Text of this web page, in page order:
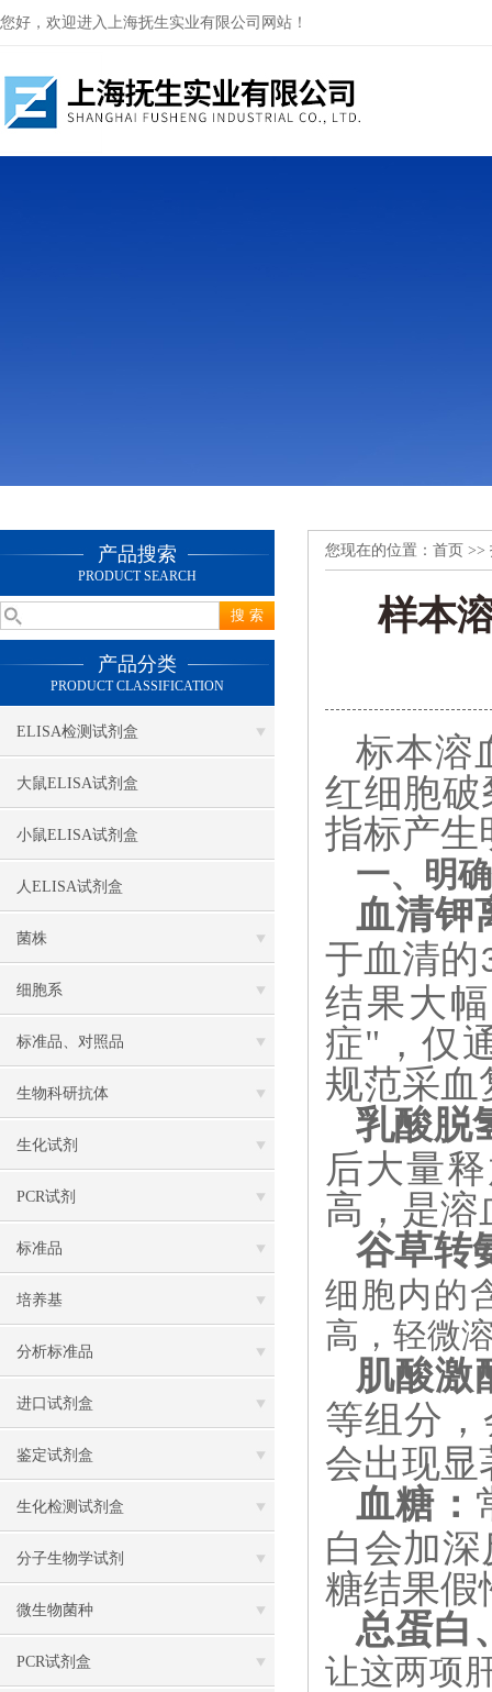
您好，欢迎进入上海抚生实业有限公司网站！
产品搜索
PRODUCT SEARCH
产品分类
PRODUCT CLASSIFICATION
ELISA检测试剂盒
大鼠ELISA试剂盒
小鼠ELISA试剂盒
人ELISA试剂盒
菌株
细胞系
标准品、对照品
生物科研抗体
生化试剂
PCR试剂
标准品
培养基
分析标准品
进口试剂盒
鉴定试剂盒
生化检测试剂盒
分子生物学试剂
微生物菌种
PCR试剂盒
您现在的位置： 首页 >>
样本
标本溶
红细胞
指标产生
一、明
血清钾
于血清的
结果大
症"，仅
规范采血
乳酸脱
后大量
高，是溶
谷草转
细胞内的
高，轻微
肌酸激
等组分
会出现显
血糖‌：
白会加
糖结果假
总蛋白
让这两项